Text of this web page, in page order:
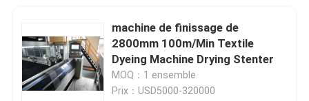
machine de finissage de
2800mm 100m/Min Textile
Dyeing Machine Drying Stenter
MOQ：1 ensemble
Prix：USD5000-320000